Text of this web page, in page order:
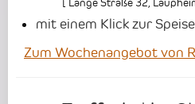
[ Lange Straße 32,
mit einem Klick zur
Zum Wochenangebot von